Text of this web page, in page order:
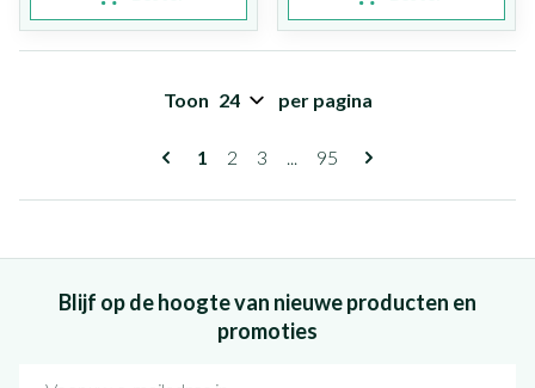
Pagina's
U lees momenteel pagina
1 Pagina
2 Pagina
3 ... Pagina
95
Toon per pagina
Blijf op de hoogte van nieuwe producten en
promoties